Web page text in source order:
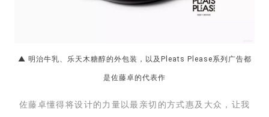
▲ 明治牛乳、乐天木糖醇的外包装，以及Pleats Please系列广告都
是佐藤卓的代表作
佐藤卓懂得将设计的力量以最亲切的方式惠及大众，让我